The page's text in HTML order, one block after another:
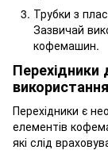
Трубки з
Зазвичай
кофемашин.
використання
Перехідники є
елементів
які слід